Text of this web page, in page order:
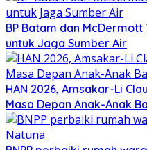
BP Batam dan
untuk Jaga Sumber Air
HAN 2026, Amsakar-Li
Masa Depan Anak-Anak